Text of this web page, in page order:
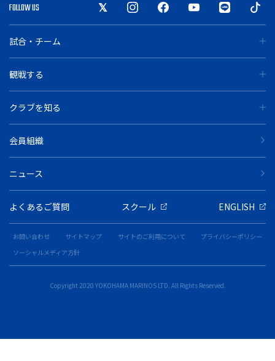
FOLLOW US
試合・チーム
観戦する
クラブを知る
会員組織
ニュース
よくあるご質問 スクール ENGLISH
お問い合わせ サイトマップ サイトのご利用について
プライバシーポリシー
ソーシャルメディア方針
Copyright 2020 YOKOHAMA MARINOS LTD. All Rights Reserved.